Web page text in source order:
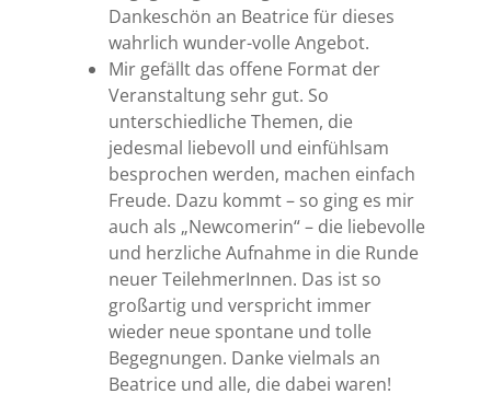
Dankeschön an Beatrice für dieses
wahrlich wunder-volle Angebot.
Mir gefällt das offene Format der
Veranstaltung sehr gut. So
unterschiedliche Themen, die
jedesmal liebevoll und einfühlsam
besprochen werden, machen einfach
Freude. Dazu kommt – so ging es mir
auch als „Newcomerin“ – die liebevolle
und herzliche Aufnahme in die Runde
neuer TeilehmerInnen. Das ist so
großartig und verspricht immer
wieder neue spontane und tolle
Begegnungen. Danke vielmals an
Beatrice und alle, die dabei waren!